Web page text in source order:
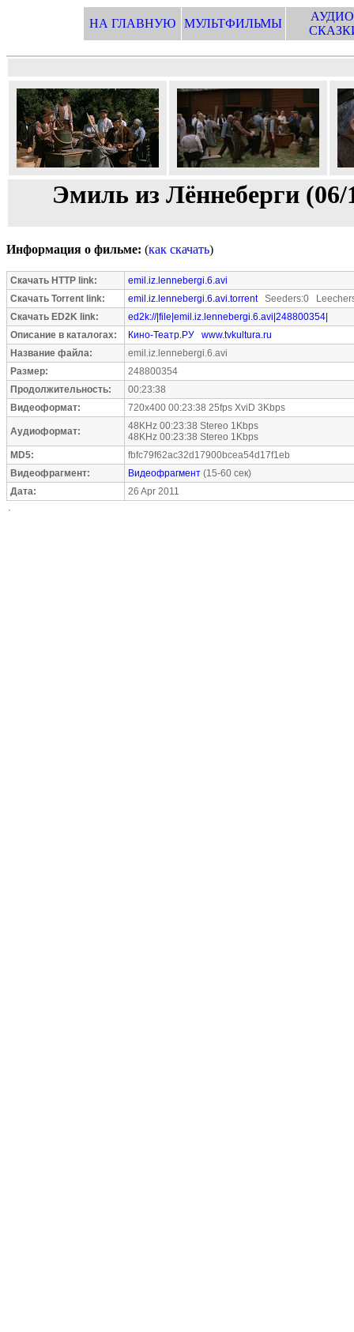
НА ГЛАВНУЮ МУЛЬТФИЛЬМЫ
Эмиль из Лённеберги
Информация о фильме: (как скачать)
Скачать HTTP link:
emil.iz.lennebergi.6.avi
Скачать Torrent link:
emil.iz.lennebergi.6.avi.torrentSeeders:0
Скачать ED2K link:
ed2k://|file|emil.iz.lennebergi.6.avi|248800354|
Описание в каталогах:
Кино-Театр.РУ
www.tvkultura.ru
Название файла:
emil.iz.lennebergi.6.avi
Размер:
248800354
Продолжительность:
00:23:38
Видеоформат:
720x400 00:23:38 25fps XviD 3Kbps
Аудиоформат:
48KHz 00:23:38 Stereo 1Kbps
48KHz 00:23:38 Stereo 1Kbps
MD5:
fbfc79f62ac32d17900bcea54d17f1eb
Видеофрагмент:
Видеофрагмент (15-60 сек)
Дата:
26 Apr 2011